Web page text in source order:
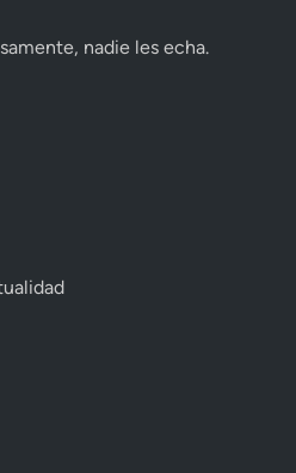
nadie les echa.